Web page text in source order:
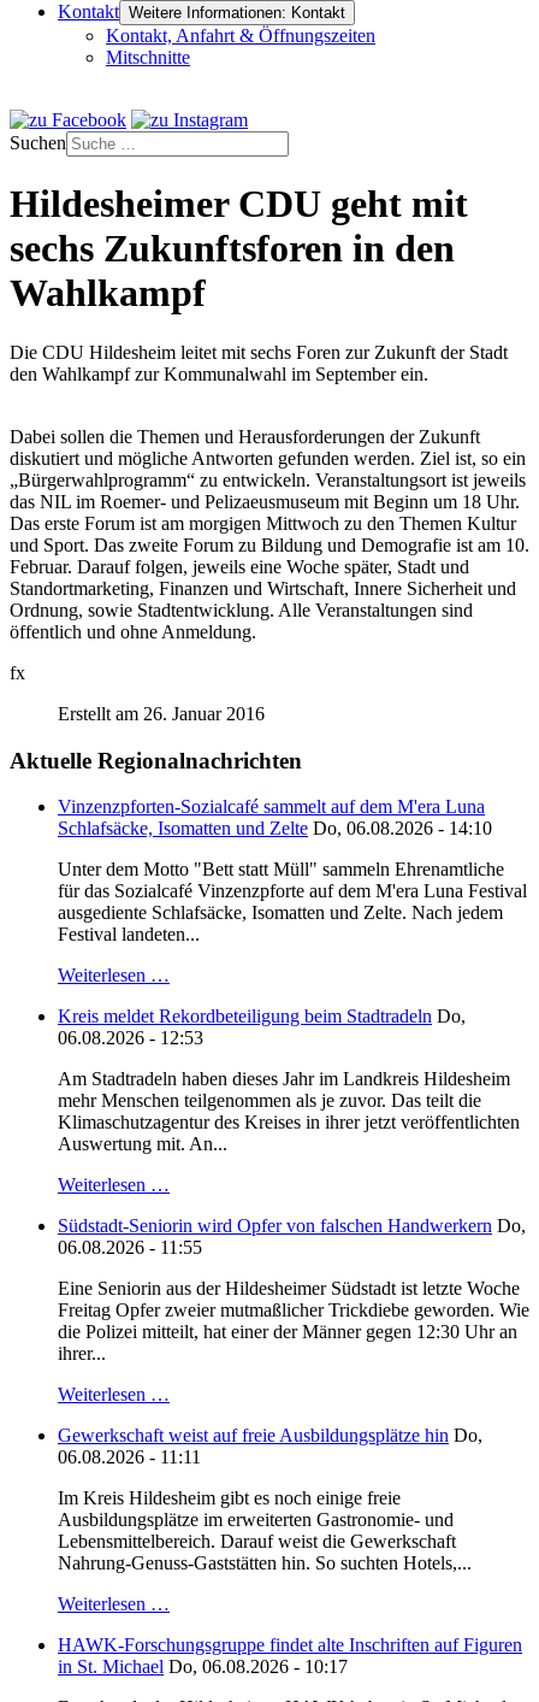
Kontakt Weitere Informationen: Kontakt
Kontakt, Anfahrt & Öffnungszeiten
Mitschnitte
Suchen
Hildesheimer CDU geht mit
sechs Zukunftsforen in den
Wahlkampf
Die CDU Hildesheim leitet mit sechs Foren zur Zukunft der Stadt
den Wahlkampf zur Kommunalwahl im September ein.
Dabei sollen die Themen und Herausforderungen der Zukunft
diskutiert und mögliche Antworten gefunden werden. Ziel ist, so ein
„Bürgerwahlprogramm“ zu entwickeln. Veranstaltungsort ist jeweils
das NIL im Roemer- und Pelizaeusmuseum mit Beginn um 18 Uhr.
Das erste Forum ist am morgigen Mittwoch zu den Themen Kultur
und Sport. Das zweite Forum zu Bildung und Demografie ist am 10.
Februar. Darauf folgen, jeweils eine Woche später, Stadt und
Standortmarketing, Finanzen und Wirtschaft, Innere Sicherheit und
Ordnung, sowie Stadtentwicklung. Alle Veranstaltungen sind
öffentlich und ohne Anmeldung.
fx
Erstellt am 26. Januar 2016
Aktuelle Regionalnachrichten
Vinzenzpforten-Sozialcafé sammelt auf dem M'era Luna
Schlafsäcke, Isomatten und Zelte Do, 06.08.2026 - 14:10
Unter dem Motto "Bett statt Müll" sammeln Ehrenamtliche
für das Sozialcafé Vinzenzpforte auf dem M'era Luna Festival
ausgediente Schlafsäcke, Isomatten und Zelte. Nach jedem
Festival landeten...
Weiterlesen …
Kreis meldet Rekordbeteiligung beim Stadtradeln Do,
06.08.2026 - 12:53
Am Stadtradeln haben dieses Jahr im Landkreis Hildesheim
mehr Menschen teilgenommen als je zuvor. Das teilt die
Klimaschutzagentur des Kreises in ihrer jetzt veröffentlichten
Auswertung mit. An...
Weiterlesen …
Südstadt-Seniorin wird Opfer von falschen Handwerkern Do,
06.08.2026 - 11:55
Eine Seniorin aus der Hildesheimer Südstadt ist letzte Woche
Freitag Opfer zweier mutmaßlicher Trickdiebe geworden. Wie
die Polizei mitteilt, hat einer der Männer gegen 12:30 Uhr an
ihrer...
Weiterlesen …
Gewerkschaft weist auf freie Ausbildungsplätze hin Do,
06.08.2026 - 11:11
Im Kreis Hildesheim gibt es noch einige freie
Ausbildungsplätze im erweiterten Gastronomie- und
Lebensmittelbereich. Darauf weist die Gewerkschaft
Nahrung-Genuss-Gaststätten hin. So suchten Hotels,...
Weiterlesen …
HAWK-Forschungsgruppe findet alte Inschriften auf Figuren
in St. Michael Do, 06.08.2026 - 10:17